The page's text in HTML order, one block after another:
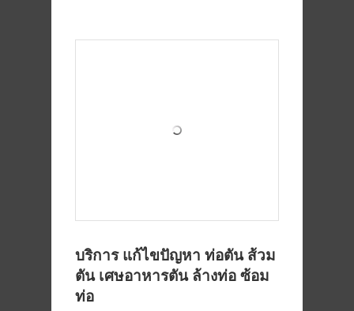
บริการ แก้ไขปัญหา ท่อตัน ส้วม
ตัน เศษอาหารตัน ล้างท่อ ซ้อม
ท่อ